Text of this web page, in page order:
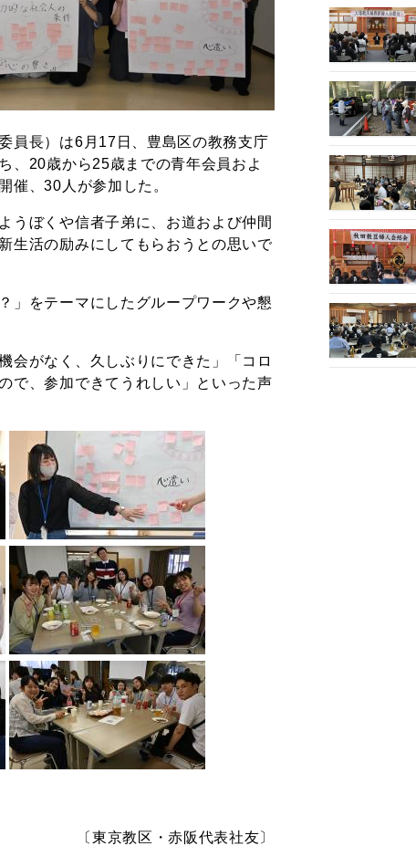
員長）は6月17日、豊島区の教務支庁
20歳から25歳までの青年会員およ
催、30人が参加した。
うぼくや信者子弟に、お道および仲間
生活の励みにしてもらおうとの思いで
」をテーマにしたグループワークや懇
会がなく、久しぶりにできた」「コロ
で、参加できてうれしい」といった声
〔東京教区・赤阪代表社友〕